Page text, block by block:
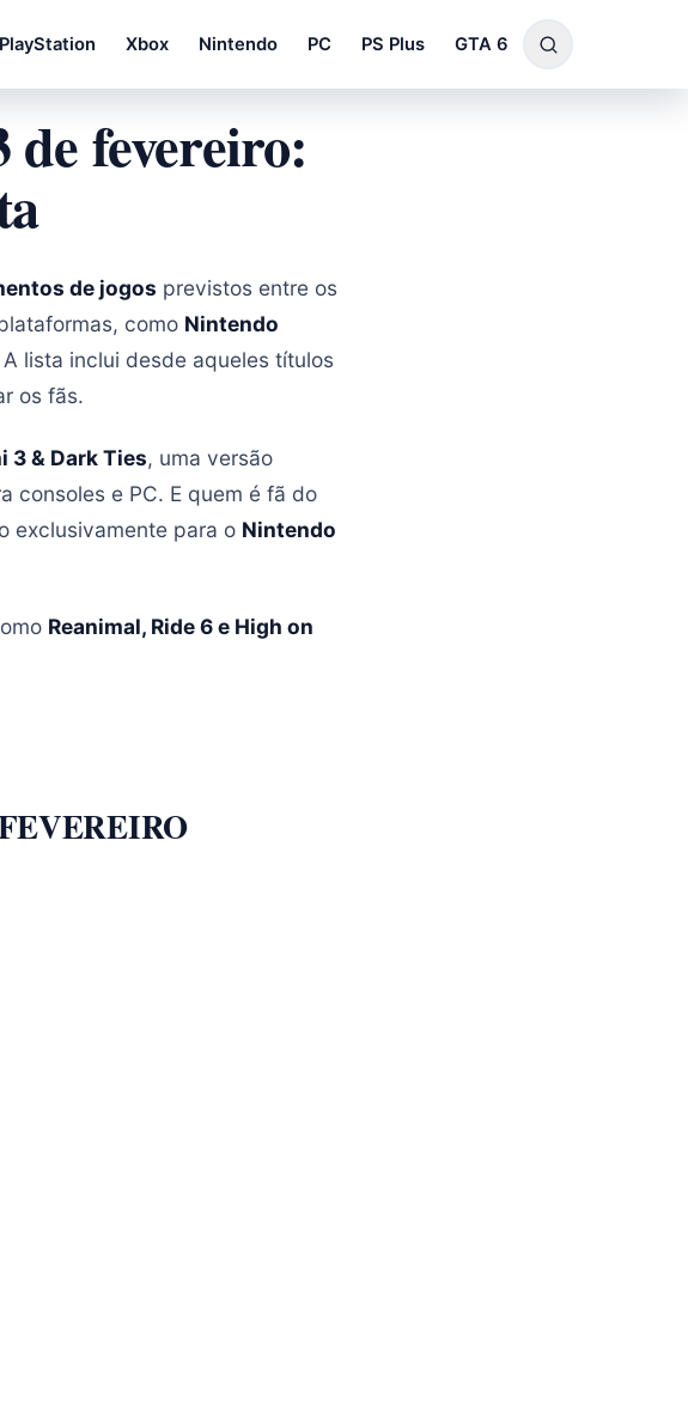
PlayStation Xbox Nintendo PC PS Plus GTA 6
de fevereiro:
de jogos previstos entre os
como Nintendo
A lista inclui desde aqueles títulos
os fãs.
3 & Dark Ties, uma versão
consoles e PC. E quem é fã do
exclusivamente para o Nintendo
Reanimal, Ride 6 e High on